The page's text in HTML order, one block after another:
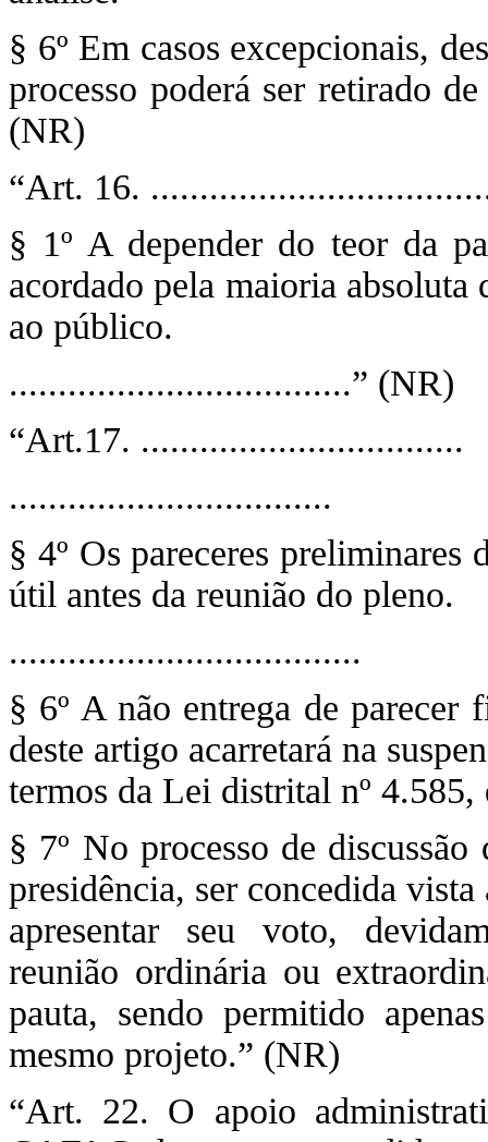
§ 6º Em casos excepcionais,
processo poderá ser retirado
(NR)
“Art. 16.
§ 1º A depender do teor da
acordado pela maioria absoluta
ao público.
...................................” (NR)
“Art.17. .................................
.................................
§ 4º Os pareceres preliminares
útil antes da reunião do pleno.
....................................
§ 6º A não entrega de parecer
deste artigo acarretará na
termos da Lei distrital nº
§ 7º No processo de
presidência, ser concedida
apresentar seu voto,
reunião ordinária ou
pauta, sendo permitido
mesmo projeto.” (NR)
“Art. 22. O apoio